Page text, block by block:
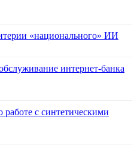
«национального» ИИ
интернет-банка
работе с синтетическими